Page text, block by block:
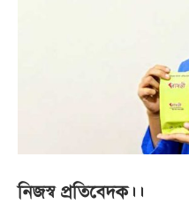
নিজস্ব প্রতিবেদক।।